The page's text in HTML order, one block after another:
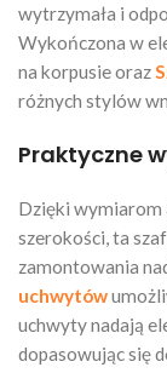
wytrzymała i
Wykończona w
na korpusie oraz
różnych stylów
Praktyczne
Dzięki wymiarom
szerokości, ta
zamontowania
uchwytów
uchwyty nadają
dopasowując się